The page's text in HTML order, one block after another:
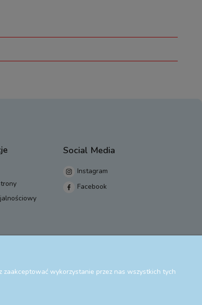
Social Media
Instagram
Facebook
wykorzystanie przez nas wszystkich tych